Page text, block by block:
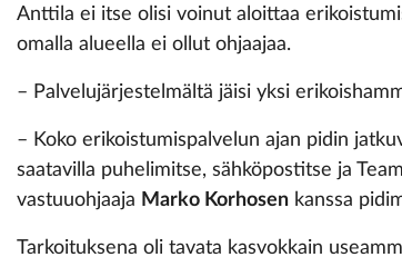
Anttila ei itse olisi voinut aloittaa
omalla alueella ei ollut ohjaajaa.
– Palvelujärjestelmältä jäisi yksi
– Koko erikoistumispalvelun ajan pidin
saatavilla puhelimitse, sähköpostitse ja
vastuuohjaaja Marko Korhosen kanssa
Tarkoituksena oli tavata kasvokkain